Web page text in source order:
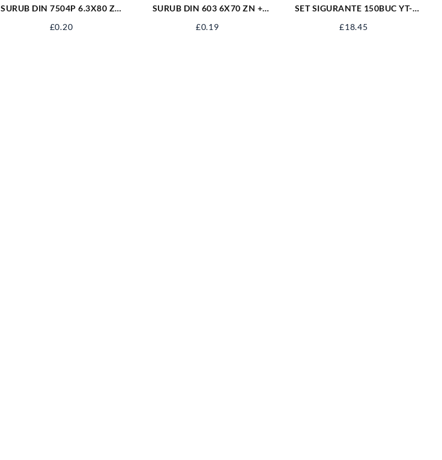
SURUB DIN 7504P 6.3X80 ZN
£0.20
SURUB DIN 603 6X70 ZN +
£0.19
SET SIGURANTE 150BUC YT-
£18.45